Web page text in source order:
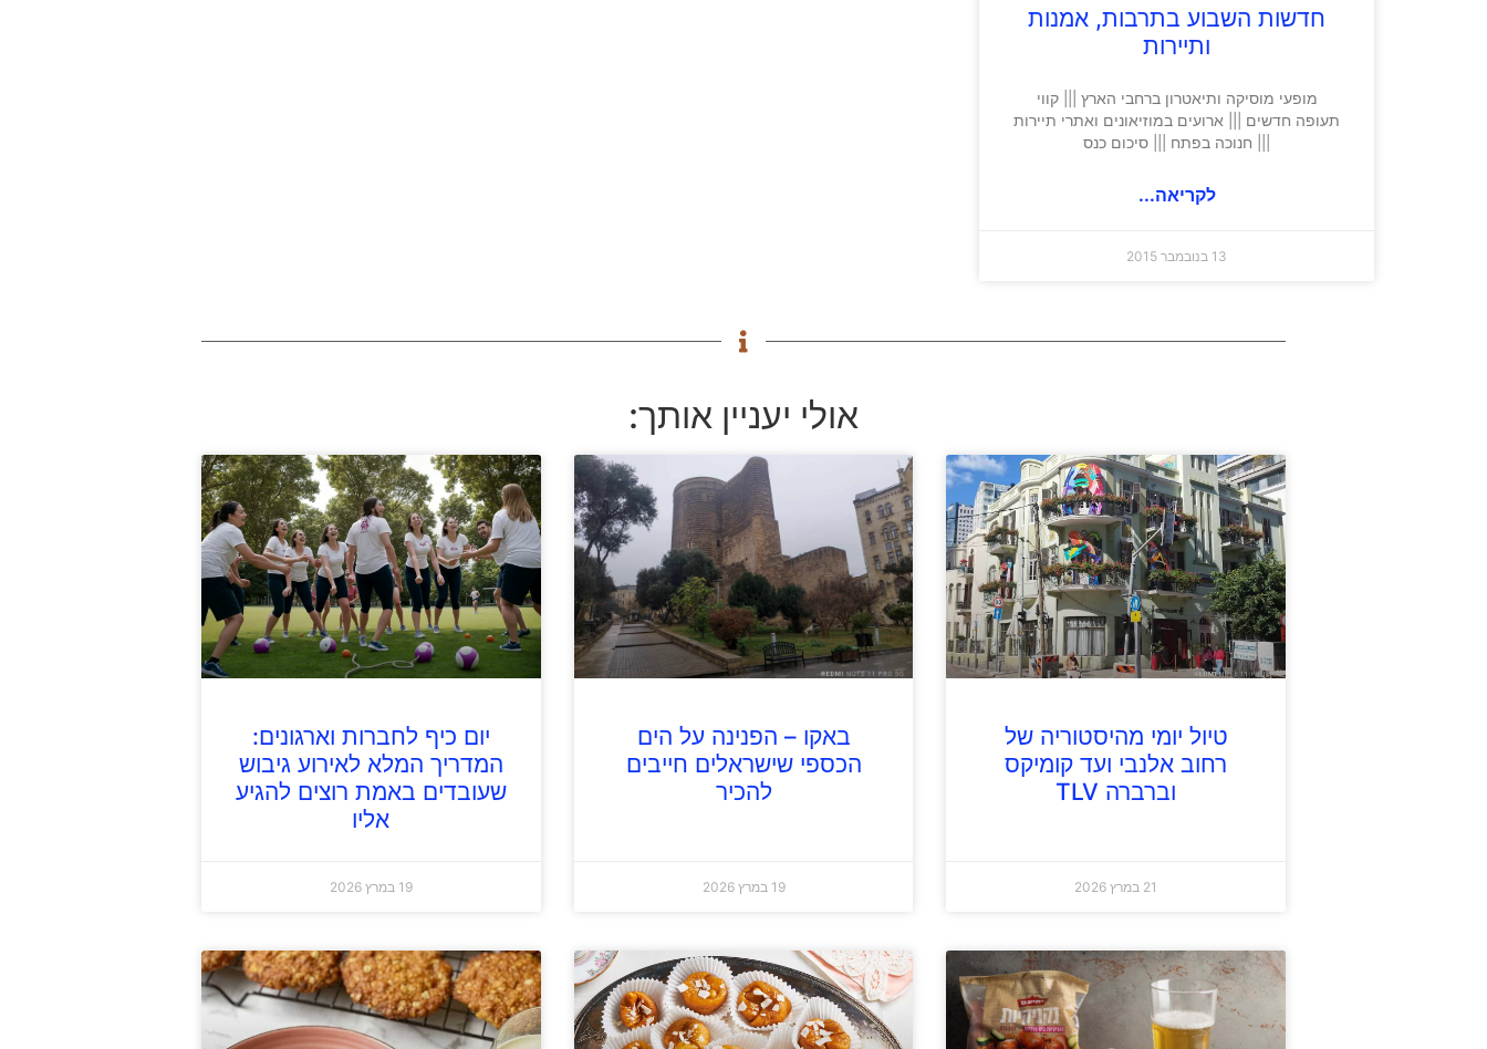
חדשות השבוע בתרבות, אמנות
ותיירות
מופעי מוסיקה ותיאטרון ברחבי הארץ ||| קווי
תעופה חדשים ||| ארועים במוזיאונים ואתרי תיירות
||| חנוכה בפתח ||| סיכום כנס
לקריאה...
13 בנובמבר 2015
אולי יעניין אותך:
טיול יומי מהיסטוריה של
רחוב אלנבי ועד קומיקס
וברברה TLV
21 במרץ 2026
באקו – הפנינה על הים
הכספי שישראלים חייבים
להכיר
19 במרץ 2026
יום כיף לחברות וארגונים:
המדריך המלא לאירוע גיבוש
שעובדים באמת רוצים להגיע
אליו
19 במרץ 2026